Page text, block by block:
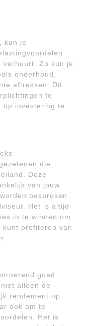
kun je
verhuurt. Zo kun je
onderhoud,
aftrekken. Dit
te
op investering te
die
Deze
van jouw
besproken
Het is altijd
in te winnen om
profiteren van
goed
alleen de
rendement op
ook om te
Het is